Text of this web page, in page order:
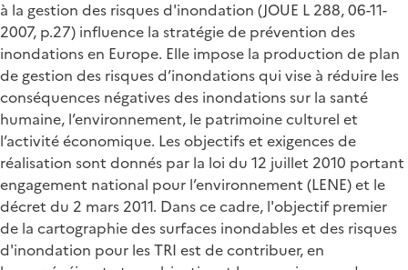
à la gestion des risques d'inondation (JOUE L 288, 06-11-
2007, p.27) influence la stratégie de prévention des
inondations en Europe. Elle impose la production de plan
de gestion des risques d’inondations qui vise à réduire les
conséquences négatives des inondations sur la santé
humaine, l’environnement, le patrimoine culturel et
l’activité économique. Les objectifs et exigences de
réalisation sont donnés par la loi du 12 juillet 2010 portant
engagement national pour l’environnement (LENE) et le
décret du 2 mars 2011. Dans ce cadre, l'objectif premier
de la cartographie des surfaces inondables et des risques
d'inondation pour les TRI est de contribuer, en